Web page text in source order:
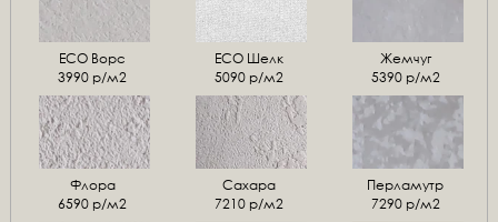
ЕСО Ворс
3990 р/м2
ЕСО Шелк
5090 р/м2
Жемчуг
5390 р/м2
Флора
6590 р/м2
Сахара
7210 р/м2
Перламутр
7290 р/м2